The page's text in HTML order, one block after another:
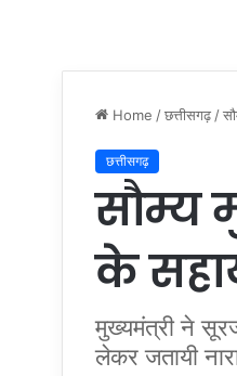
Home /छत्तीसगढ़ /
छत्तीसगढ़
सौम्य
के
मुख्यमंत्री ने
लेकर जतायी